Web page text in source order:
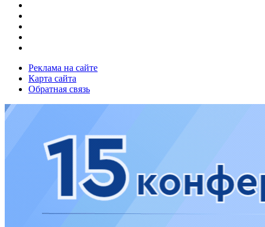
Реклама на сайте
Карта сайта
Обратная связь